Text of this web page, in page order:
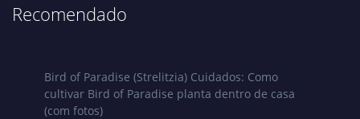
Recomendado
Bird of Paradise (Strelitzia) Cuidados: Como
cultivar Bird of Paradise planta dentro de casa
(com fotos)